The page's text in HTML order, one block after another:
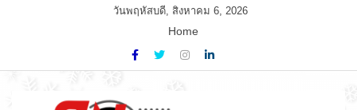
วันพฤหัสบดี, สิงหาคม 6, 2026
Home